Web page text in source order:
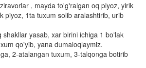
, mayda to'g'ralgan oq piyoz, yirik
piyoz, 1ta tuxum solib aralashtirib, urib
shakllar yasab, xar birini ichiga 1 bo'lak
qo'yib, yana dumaloqlaymiz.
2-atalangan tuxum, 3-talqonga botirib